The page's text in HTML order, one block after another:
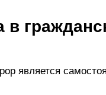
в
является